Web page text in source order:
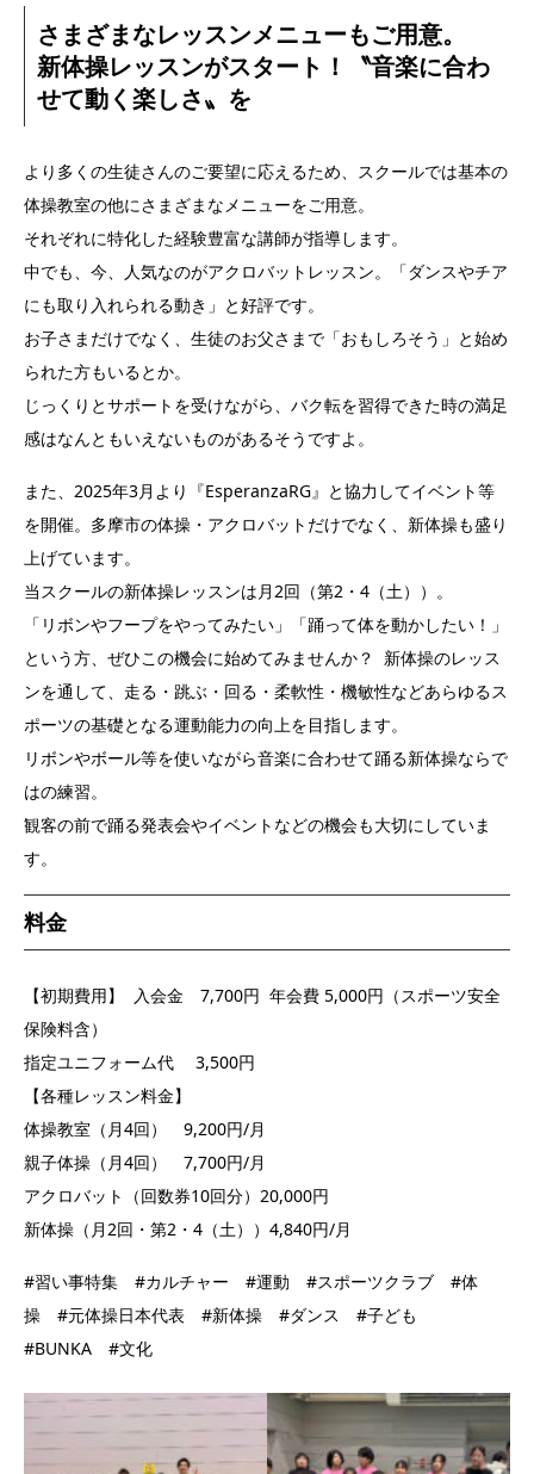
さまざまなレッスンメニューもご用意。
新体操レッスンがスタート！〝音楽に合わ
せて動く楽しさ〟を
より多くの生徒さんのご要望に応えるため、スクールでは基本の
体操教室の他にさまざまなメニューをご用意。
それぞれに特化した経験豊富な講師が指導します。
中でも、今、人気なのがアクロバットレッスン。「ダンスやチア
にも取り入れられる動き」と好評です。
お子さまだけでなく、生徒のお父さまで「おもしろそう」と始め
られた方もいるとか。
じっくりとサポートを受けながら、バク転を習得できた時の満足
感はなんともいえないものがあるそうですよ。
また、2025年3月より『EsperanzaRG』と協力してイベント等
を開催。多摩市の体操・アクロバットだけでなく、新体操も盛り
上げています。
当スクールの新体操レッスンは月2回（第2・4（土））。
「リボンやフープをやってみたい」「踊って体を動かしたい！」
という方、ぜひこの機会に始めてみませんか？ 新体操のレッス
ンを通して、走る・跳ぶ・回る・柔軟性・機敏性などあらゆるス
ポーツの基礎となる運動能力の向上を目指します。
リボンやボール等を使いながら音楽に合わせて踊る新体操ならで
はの練習。
観客の前で踊る発表会やイベントなどの機会も大切にしていま
す。
料金
【初期費用】 入会金 7,700円 年会費 5,000円（スポーツ安全
保険料含）
指定ユニフォーム代 3,500円
【各種レッスン料金】
体操教室（月4回） 9,200円/月
親子体操（月4回） 7,700円/月
アクロバット（回数券10回分）20,000円
新体操（月2回・第2・4（土））4,840円/月
#習い事特集 #カルチャー #運動 #スポーツクラブ #体
操 #元体操日本代表 #新体操 #ダンス #子ども
#BUNKA #文化